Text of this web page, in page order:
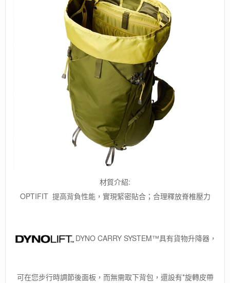
材質介紹:
OPTIFIT 提高背負性能，實現緊密貼合；合理釋放脊椎壓力
DYNO CARRY SYSTEM™具有貨物升降器，
可在您步行時調節後面板，而無需取下背包，還設有*旋轉皮帶